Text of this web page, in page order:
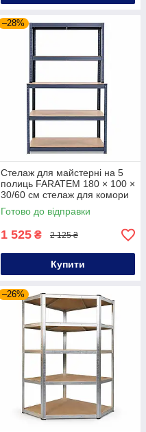
–28%
Стелаж для майстерні на 5
полиць FARATEM 180 × 100 ×
30/60 см стелаж для комори
стелаж для підвалу
Готово до відправки
1 525 ₴ 2 125 ₴
Купити
–26%